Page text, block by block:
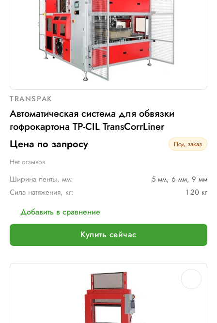
TRANSPAK
Автоматическая система для обвязки
гофрокартона TP-CIL TransCorrLiner
Цена по запросу
Под заказ
Нет отзывов
Ширина ленты, мм:
5 мм, 6 мм, 9 мм
Сила натяжения, кг:
1-20 кг
Добавить в сравнение
Купить сейчас